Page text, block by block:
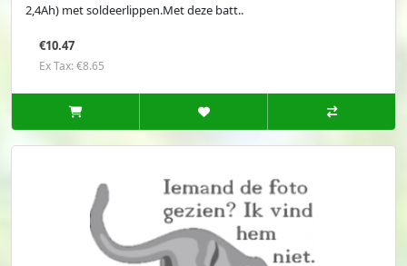
2,4Ah) met soldeerlippen.Met deze batt..
€10.47
Ex Tax: €8.65